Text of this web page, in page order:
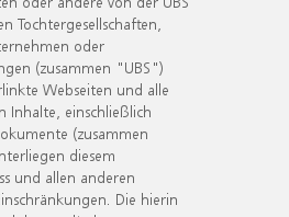
Tochtergesellschaften,
oder
(zusammen "UBS")
Webseiten und alle
Inhalte, einschließlich
(zusammen
diesem
und allen anderen
Die hierin